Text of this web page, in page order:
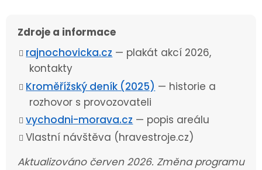
Zdroje a informace
rajnochovicka.cz — plakát akcí 2026,
kontakty
Kroměřížský deník (2025) — historie a
rozhovor s provozovateli
vychodni-morava.cz — popis areálu
Vlastní návštěva (hravestroje.cz)
Aktualizováno červen 2026. Změna programu